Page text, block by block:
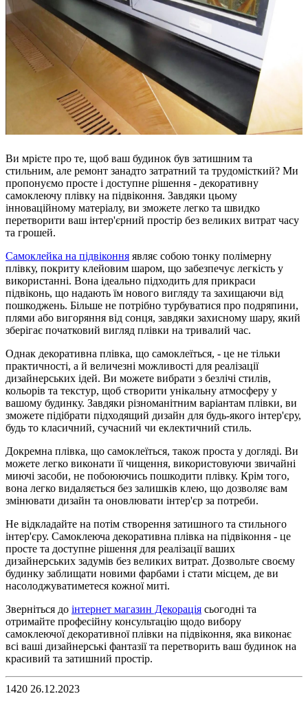
Ви мрієте про те, щоб ваш будинок був затишним та
стильним, але ремонт занадто затратний та трудомісткий? Ми
пропонуємо просте і доступне рішення - декоративну
самоклеючу плівку на підвіконня. Завдяки цьому
інноваційному матеріалу, ви зможете легко та швидко
перетворити ваш інтер'єрний простір без великих витрат часу
та грошей.
Самоклейка на підвіконня являє собою тонку полімерну
плівку, покриту клейовим шаром, що забезпечує легкість у
використанні. Вона ідеально підходить для прикраси
підвіконь, що надають їм нового вигляду та захищаючи від
пошкоджень. Більше не потрібно турбуватися про подряпини,
плями або вигоряння від сонця, завдяки захисному шару, який
зберігає початковий вигляд плівки на тривалий час.
Однак декоративна плівка, що самоклеїться, - це не тільки
практичності, а й величезні можливості для реалізації
дизайнерських ідей. Ви можете вибрати з безлічі стилів,
кольорів та текстур, щоб створити унікальну атмосферу у
вашому будинку. Завдяки різноманітним варіантам плівки, ви
зможете підібрати підходящий дизайн для будь-якого інтер'єру,
будь то класичний, сучасний чи еклектичний стиль.
Докремна плівка, що самоклеїться, також проста у догляді. Ви
можете легко виконати її чищення, використовуючи звичайні
миючі засоби, не побоюючись пошкодити плівку. Крім того,
вона легко видаляється без залишків клею, що дозволяє вам
змінювати дизайн та оновлювати інтер'єр за потреби.
Не відкладайте на потім створення затишного та стильного
інтер'єру. Самоклеюча декоративна плівка на підвіконня - це
просте та доступне рішення для реалізації ваших
дизайнерських задумів без великих витрат. Дозвольте своєму
будинку заблищати новими фарбами і стати місцем, де ви
насолоджуватиметеся кожної миті.
Зверніться до інтернет магазин Декорація сьогодні та
отримайте професійну консультацію щодо вибору
самоклеючої декоративної плівки на підвіконня, яка виконає
всі ваші дизайнерські фантазії та перетворить ваш будинок на
красивий та затишний простір.
1420 26.12.2023